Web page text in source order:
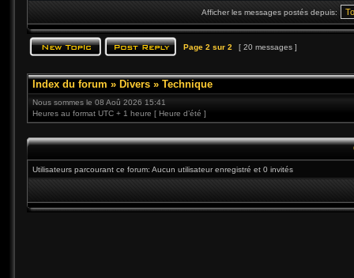
Afficher les messages postés depuis:
Page 2 sur 2 [ 20 messages ]
Index du forum » Divers » Technique
Nous sommes le 08 Aoû 2026 15:41
Heures au format UTC + 1 heure [ Heure d’été ]
Utilisateurs parcourant ce forum: Aucun utilisateur enregistré et 0 invités